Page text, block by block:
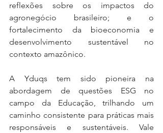
reflexões sobre os impactos do
agronegócio brasileiro; e o
fortalecimento da bioeconomia e
desenvolvimento sustentável no
contexto amazônico.
A Yduqs tem sido pioneira na
abordagem de questões ESG no
campo da Educação, trilhando um
caminho consistente para práticas mais
responsáveis e sustentáveis. Vale